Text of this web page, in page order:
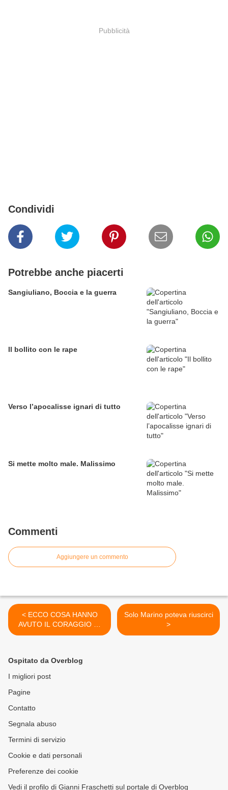
Pubblicità
Condividi
Potrebbe anche piacerti
Sangiuliano, Boccia e la guerra
Il bollito con le rape
Verso l’apocalisse ignari di tutto
Si mette molto male. Malissimo
Commenti
Aggiungere un commento
< ECCO COSA HANNO
AVUTO IL CORAGGIO DI
FARE. ECCO LA SINISTRA
Solo Marino poteva riuscirci
>
Ospitato da Overblog
I migliori post
Pagine
Contatto
Segnala abuso
Termini di servizio
Cookie e dati personali
Preferenze dei cookie
Vedi il profilo di Gianni Fraschetti sul portale di Overblog